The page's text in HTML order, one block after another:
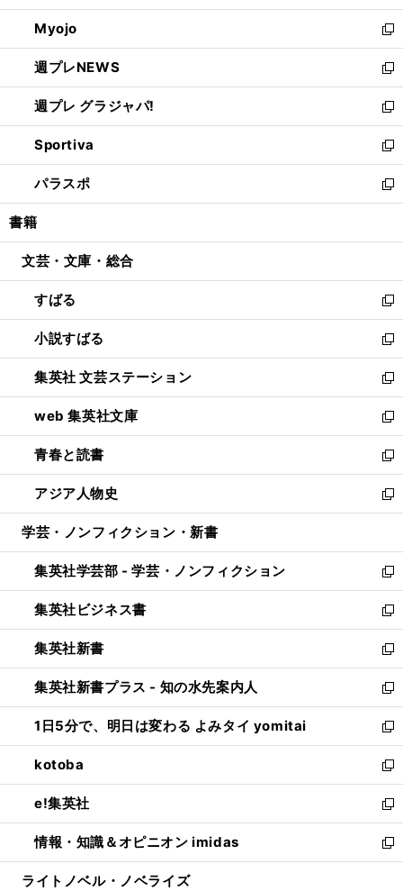
開
く
ウ
で
開
く
ン
ド
ウ
で
開
く
ウ
ィ
ン
ド
ウ
で
開
く
Myojo
新
し
い
ウ
ィ
ン
ド
ウ
で
開
週プレNEWS
新
し
い
ウ
ィ
ン
ド
ウ
開
週プレ グラジャパ!
新
し
い
ウ
ィ
ン
ウ
開
く
Sportiva
新
し
い
ウ
ン
ウ
で
開
く
パラスポ
新
し
ウ
ン
ド
ウ
で
開
く
書籍
文芸・文庫・総合
すばる
新
し
い
ウ
ィ
ン
ド
ウ
で
開
く
小説すばる
新
し
い
ウ
ィ
ン
ド
ウ
で
開
集英社 文芸ステーション
新
し
い
ウ
ィ
ン
ド
ウ
開
く
web 集英社文庫
新
し
い
ウ
ィ
ン
ウ
で
開
く
青春と読書
新
し
い
ウ
ン
ド
ウ
で
開
く
アジア人物史
新
し
ウ
ィ
ン
ド
ウ
で
開
く
学芸・ノンフィクション・新書
集英社学芸部 - 学芸・ノンフィクション
新
し
い
ウ
ィ
ン
ド
ウ
で
開
く
集英社ビジネス書
新
し
い
ウ
ィ
ン
ド
ウ
で
開
く
集英社新書
新
し
い
ウ
ィ
ン
ド
ウ
で
開
く
集英社新書プラス - 知の水先案内人
新
し
い
ウ
ィ
ン
ド
ウ
で
開
1日5分で、明日は変わる よみタイ yomitai
新
し
い
ウ
ィ
ン
ド
ウ
kotoba
新
し
い
ウ
ィ
ン
e!集英社
新
し
い
ウ
情報・知識＆オピニオン imidas
新
し
ライトノベル・ノベライズ